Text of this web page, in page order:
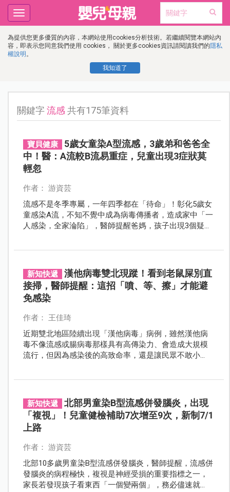
為提供您更多優質的內容，本網站使用cookies分析技術。若繼續閱覽本網站內
容，即表示您同意我們使用 cookies， 關於更多cookies資訊請閱讀我們的隱私
權說明 。
我知道了
Toggle
navigation
關鍵字流感共有175筆資料
寶貝健康
5歲女童染A型流感，3歲弟和爸爸全
中！醫：A流較B流易重症，兒童出現3症狀莫
輕忽
作者： 游資芸
流感不是冬季專屬，一年四季都在「待命」！彰化5歲女
童感染A流，不知不覺中成為病毒傳播者，造成家中「一
人感染，全家淪陷」，醫師提醒爸媽，孩子出現3個疑似
新知快遞
漢他病毒雙北現蹤！看到老鼠屎別直
接掃，醫師提醒：這招「噴、等、擦」才能避
免感染
作者： 王佳琦
近期雙北地區陸續出現「漢他病毒」病例，雖然漢他病
毒不像流感或腸病毒那樣具有高傳染力、會造成大規模
流行，但因為感染後的高致命率，還是讓民眾不敢小
新知快遞
北部男童染B型流感併發腦炎，出現
「複視」！兒童健檢補助7次增至9次，新制7/1
上路
作者： 游資芸
北部10多歲男童染B型流感併發腦炎，醫師提醒，流感併
發腦炎的病程極快，複視是神經受損的重要指標之一，
家長若發現孩子看東西「一個變兩個」，務必儘速就